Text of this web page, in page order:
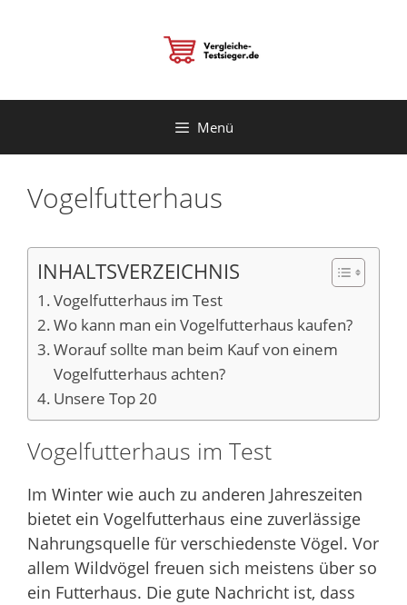
Menü
Vogelfutterhaus
INHALTSVERZEICHNIS
Vogelfutterhaus im Test
Wo kann man ein Vogelfutterhaus kaufen?
Worauf sollte man beim Kauf von einem
Vogelfutterhaus achten?
Unsere Top 20
Vogelfutterhaus im Test
Im Winter wie auch zu anderen Jahreszeiten
bietet ein Vogelfutterhaus eine zuverlässige
Nahrungsquelle für verschiedenste Vögel. Vor
allem Wildvögel freuen sich meistens über so
ein Futterhaus. Die gute Nachricht ist, dass